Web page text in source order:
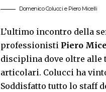
Domenico Colucci e Piero Micelli
L’ultimo incontro della
professionisti Piero
disciplina dove oltre alle
articolari. Colucci ha
Soddisfatto tutto lo staff